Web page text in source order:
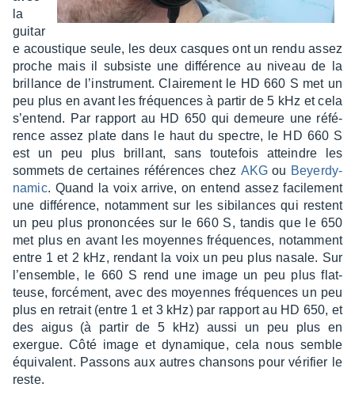
la
guitar
e acous­tique seule, les deux casques ont un rendu assez
proche mais il subsiste une diffé­rence au niveau de la
brillance de l’ins­tru­ment. Clai­re­ment le HD 660 S met un
peu plus en avant les fréquences à partir de 5 kHz et cela
s’en­tend. Par rapport au HD 650 qui demeure une réfé­
rence assez plate dans le haut du spectre, le HD 660 S
est un peu plus brillant, sans toute­fois atteindre les
sommets de certaines réfé­rences chez AKG ou Beyer­dy­
na­mic. Quand la voix arrive, on entend assez faci­le­ment
une diffé­rence, notam­ment sur les sibi­lances qui restent
un peu plus pronon­cées sur le 660 S, tandis que le 650
met plus en avant les moyennes fréquences, notam­ment
entre 1 et 2 kHz, rendant la voix un peu plus nasale. Sur
l’en­semble, le 660 S rend une image un peu plus flat­
teuse, forcé­ment, avec des moyennes fréquences un peu
plus en retrait (entre 1 et 3 kHz) par rapport au HD 650, et
des aigus (à partir de 5 kHz) aussi un peu plus en
exergue. Côté image et dyna­mique, cela nous semble
équi­valent. Passons aux autres chan­sons pour véri­fier le
reste.